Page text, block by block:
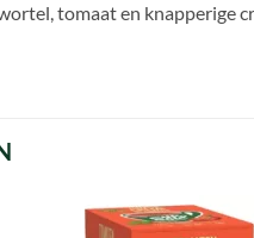
tomaat en knapperige